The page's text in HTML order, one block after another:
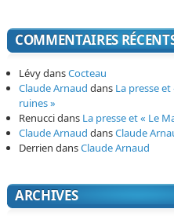
COMMENTAIRES
LévydansCocteau
Claude Arnaud dans La presse
ruines »
Renuccidans La presse et « Le
Claude Arnaud dansClaude
Derrien dansClaude Arnaud
ARCHIVES